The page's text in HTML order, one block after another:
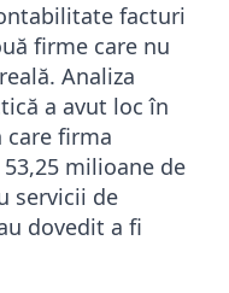
facturi
firme care nu
Analiza
a avut loc în
care firma
milioane de
servicii de
dovedit a fi